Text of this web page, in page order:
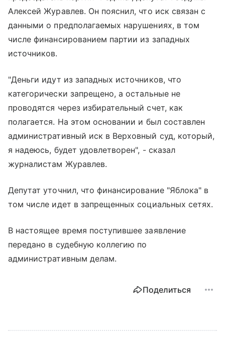
Алексей Журавлев. Он пояснил, что иск связан с
данными о предполагаемых нарушениях, в том
числе финансированием партии из западных
источников.
"Деньги идут из западных источников, что
категорически запрещено, а остальные не
проводятся через избирательный счет, как
полагается. На этом основании и был составлен
административный иск в Верховный суд, который,
я надеюсь, будет удовлетворен", - сказал
журналистам Журавлев.
Депутат уточнил, что финансирование "Яблока" в
том числе идет в запрещенных социальных сетях.
В настоящее время поступившее заявление
передано в судебную коллегию по
административным делам.
Поделиться